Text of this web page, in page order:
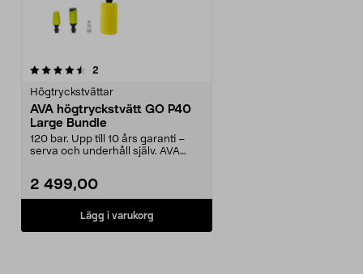
2
Högtryckstvättar
AVA högtryckstvätt GO P40
Large Bundle
120 bar. Upp till 10 års garanti –
serva och underhåll själv. AVA
2 499,00
Lägg i varukorg